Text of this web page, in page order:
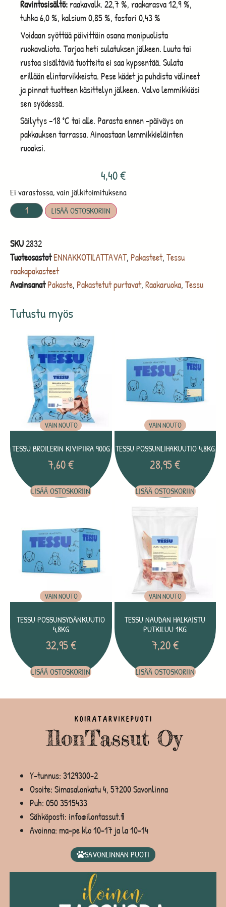
Tutustu myös
VAIN NOUTO
TESSU BROILERIN KIVIPIIRA 900G
7,60€
LISÄÄ OSTOSKORIIN
VAIN NOUTO
TESSU POSSUNLIHAKUUTIO 4,8KG
28,95€
LISÄÄ OSTOSKORIIN
VAIN NOUTO
TESSU POSSUNSYDÄNKUUTIO
4,8KG
32,95€
LISÄÄ OSTOSKORIIN
VAIN NOUTO
TESSU NAUDAN HALKAISTU
PUTKILUU 1KG
7,20€
LISÄÄ OSTOSKORIIN
Ravintosisältö: raakavalk. 22,7 %, raakarasva 12,9 %,
tuhka 6,0 %, kalsium 0,85 %, fosfori 0,43 %
Voidaan syöttää päivittäin osana monipuolista
ruokavaliota. Tarjoa heti sulatuksen jälkeen. Luuta tai
rustoa sisältäviä tuotteita ei saa kypsentää. Sulata
erillään elintarvikkeista. Pese kädet ja puhdista välineet
ja pinnat tuotteen käsittelyn jälkeen. Valvo lemmikkiäsi
sen syödessä.
Säilytys –18 ˚C tai alle. Parasta ennen -päiväys on
pakkauksen tarrassa. Ainoastaan lemmikkieläinten
ruoaksi.
4,40€
Ei varastossa, vain jälkitoimituksena
LISÄÄ OSTOSKORIIN
SKU2832
TuoteosastotENNAKKOTILATTAVAT, Pakasteet, Tessu
raakapakasteet
Avainsanat Pakaste, Pakastetut purtavat, Raakaruoka, Tessu
Y-tunnus: 3129300-2
Osoite: Simasalonkatu 4, 57200 Savonlinna
Puh: 050 3515433
Sähköposti: info@ilontassut.fi
Avoinna: ma-pe klo 10-17 ja la 10-14
SAVONLINNAN PUOTI